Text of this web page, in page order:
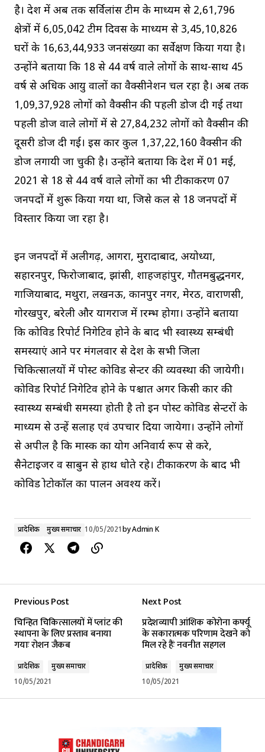
है। प्रदेश में अब तक सर्विलांस टीम के माध्यम से 2,61,796
क्षेत्रों में 6,05,042 टीम दिवस के माध्यम से 3,45,10,826
घरों के 16,63,44,933 जनसंख्या का सर्वेक्षण किया गया है।
उन्होंने बताया कि 18 से 44 वर्ष वाले लोगों के साथ-साथ 45
वर्ष से अधिक आयु वालों का वैक्सीनेशन चल रहा है। अब तक
1,09,37,928 लोगों को वैक्सीन की पहली डोज दी गई तथा
पहली डोज वाले लोगों में से 27,84,232 लोगों को वैक्सीन की
दूसरी डोज दी गई। इस प्रकार कुल 1,37,22,160 वैक्सीन की
डोज लगायी जा चुकी है। उन्होंने बताया कि प्रदेश में 01 मई,
2021 से 18 से 44 वर्ष वाले लोगों का भी टीकाकरण 07
जनपदों में शुरू किया गया था, जिसे कल से 18 जनपदों में
विस्तार किया जा रहा है।
इन जनपदों में अलीगढ़, आगरा, मुरादाबाद, अयोध्या,
सहारनपुर, फिरोजाबाद, झांसी, शाहजहांपुर, गौतमबुद्धनगर,
गाजियाबाद, मथुरा, लखनऊ, कानपुर नगर, मेरठ, वाराणसी,
गोरखपुर, बरेली और प्रयागराज में प्रारम्भ होगा। उन्होंने बताया
कि कोविड रिपोर्ट निगेटिव होने के बाद भी स्वास्थ्य सम्बंधी
समस्याएं आने पर मंगलवार से प्रदेश के सभी जिला
चिकित्सालयों में पोस्ट कोविड सेन्टर की व्यवस्था की जायेगी।
कोविड रिपोर्ट निगेटिव होने के पश्चात अगर किसी प्रकार की
स्वास्थ्य सम्बंधी समस्या होती है तो इन पोस्ट कोविड सेन्टरों के
माध्यम से उन्हें सलाह एवं उपचार दिया जायेगा। उन्होंने लोगों
से अपील है कि मास्क का प्रयोग अनिवार्य रूप से करे,
सैनेटाइजर व साबुन से हाथ धोते रहे। टीकाकरण के बाद भी
कोविड प्रोटोकाॅल का पालन अवश्य करें।
प्रादेशिक मुख्य समाचार 10/05/2021byAdmin K
Previous Post
चिन्हित चिकित्सालयों में प्लांट की
स्थापना के लिए प्रस्ताव बनाया
गयाः रोशन जैकब
प्रादेशिक
मुख्य समाचार
10/05/2021
Next Post
प्रदेशव्यापी आंशिक कोरोना कर्फ्यू
के सकारात्मक परिणाम देखने को
मिल रहे हैंः नवनीत सहगल
प्रादेशिक
मुख्य समाचार
10/05/2021